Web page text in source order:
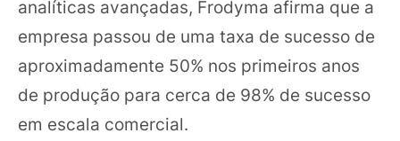
analíticas avançadas, Frodyma afirma que a
empresa passou de uma taxa de sucesso de
aproximadamente 50% nos primeiros anos
de produção para cerca de 98% de sucesso
em escala comercial.